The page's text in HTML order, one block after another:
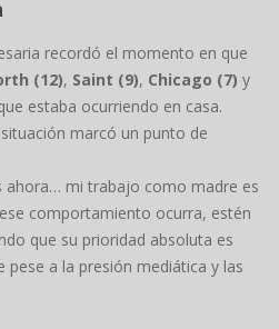
recordó el momento en que
(12), Saint (9), Chicago (7) y
estaba ocurriendo en casa.
marcó un punto de
ahora… mi trabajo como madre es
comportamiento ocurra, estén
que su prioridad absoluta es
a la presión mediática y las